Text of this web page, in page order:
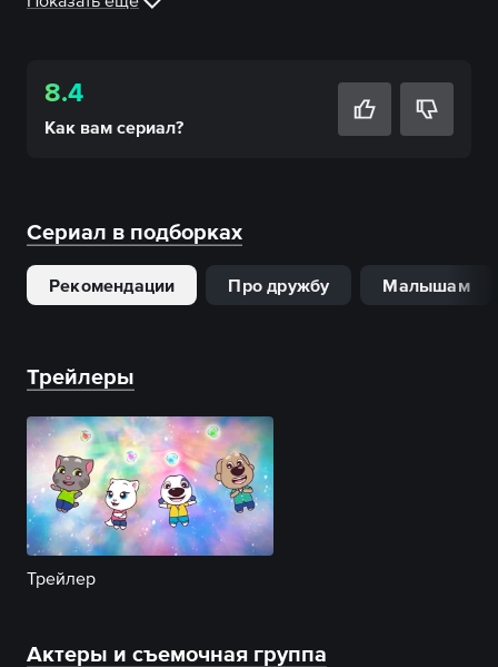
8.4
Как вам сериал?
Сериал в подборках
Рекомендации Про дружбу Малышам
Трейлеры
Трейлер
Актеры и съемочная группа